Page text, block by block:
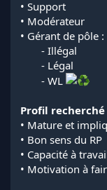
• Support
• Modérateur
• Gérant de pôle :
- Illégal
- Légal
- WL
Profil recherché
• Mature et
• Bon sens du RP
• Capacité à
• Motivation à